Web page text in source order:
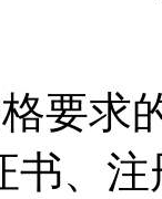
要求
书、